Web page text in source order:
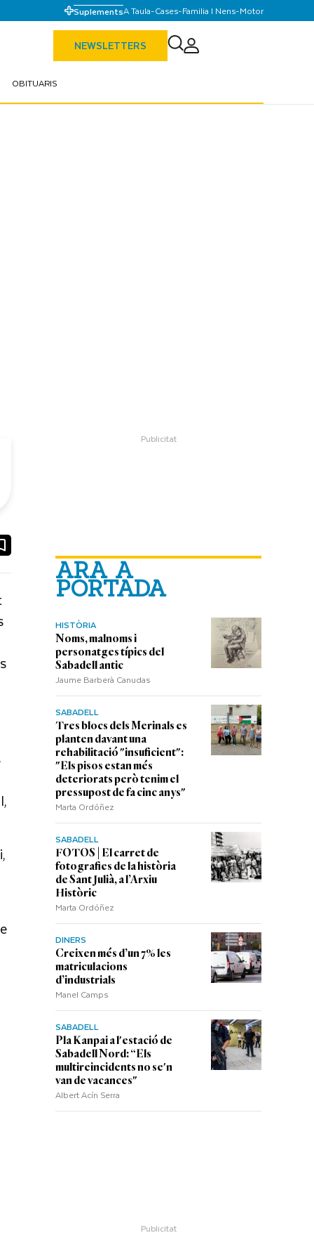
SuplementsA Taula-Cases-Familia I Nens-Motor
NEWSLETTERS
OBITUARIS
ARA A
PORTADA
HISTÒRIA
Noms, malnoms i
personatges típics del
Sabadell antic
Jaume Barberà Canudas
SABADELL
Tres blocs dels Merinals es
planten davant una
rehabilitació "insuficient":
"Els pisos estan més
deteriorats però tenim el
pressupost de fa cinc anys"
Marta Ordóñez
SABADELL
FOTOS | El carret de
fotografies de la història
de Sant Julià, a l’Arxiu
Històric
Marta Ordóñez
DINERS
Creixen més d’un 7% les
matriculacions
d’industrials
Manel Camps
SABADELL
Pla Kanpai a l'estació de
Sabadell Nord: “Els
multireincidents no se'n
van de vacances"
Albert Acín Serra